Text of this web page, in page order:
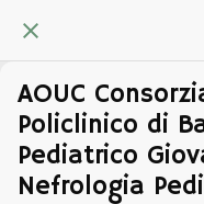
AOUC
Policlinico di
Pediatrico
Nefrologia